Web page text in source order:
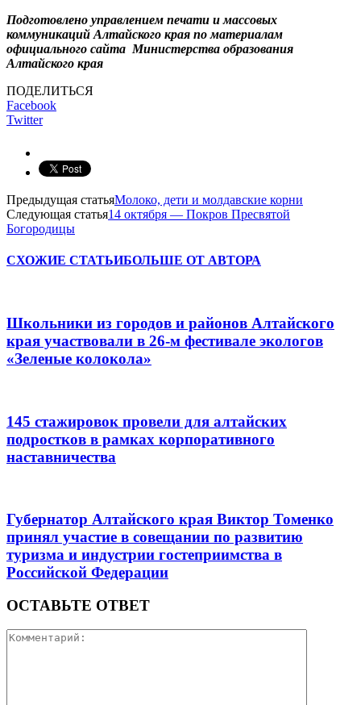
Подготовлено управлением печати и массовых
коммуникаций Алтайского края по материалам
официального сайта Министерства образования
Алтайского края
ПОДЕЛИТЬСЯ
Facebook
Twitter
Предыдущая статьяМолоко, дети и молдавские корни
Следующая статья14 октября — Покров Пресвятой
Богородицы
СХОЖИЕ СТАТЬИБОЛЬШЕ ОТ АВТОРА
Школьники из городов и районов Алтайского
края участвовали в 26-м фестивале экологов
«Зеленые колокола»
145 стажировок провели для алтайских
подростков в рамках корпоративного
наставничества
Губернатор Алтайского края Виктор Томенко
принял участие в совещании по развитию
туризма и индустрии гостеприимства в
Российской Федерации
ОСТАВЬТЕ ОТВЕТ